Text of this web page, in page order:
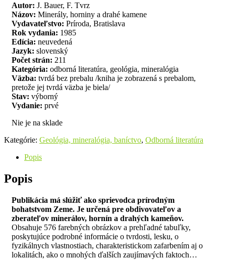
Autor: J. Bauer, F. Tvrz
Názov: Minerály, horniny a drahé kamene
Vydavateľstvo: Príroda, Bratislava
Rok vydania: 1985
Edícia: neuvedená
Jazyk: slovenský
Počet strán: 211
Kategória: odborná literatúra, geológia, mineralógia
Väzba: tvrdá bez prebalu /kniha je zobrazená s prebalom,
pretože jej tvrdá väzba je biela/
Stav: výborný
Vydanie: prvé
Nie je na sklade
Kategórie: Geológia, mineralógia, baníctvo, Odborná literatúra
Popis
Popis
Publikácia má slúžiť ako sprievodca prírodným
bohatstvom Zeme. Je určená pre obdivovateľov a
zberateľov minerálov, hornín a drahých kameňov.
Obsahuje 576 farebných obrázkov a prehľadné tabuľky,
poskytujúce podrobné informácie o tvrdosti, lesku, o
fyzikálnych vlastnostiach, charakteristickom zafarbením aj o
lokalitách, ako o mnohých ďalších zaujímavých faktoch…